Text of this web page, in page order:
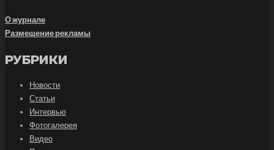
О журнале
Размещение рекламы
РУБРИКИ
Новости
Статьи
Интервью
Фотогалерея
Видео